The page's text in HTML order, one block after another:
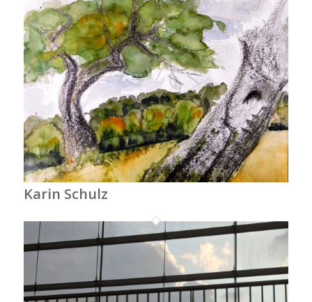
Karin Schulz